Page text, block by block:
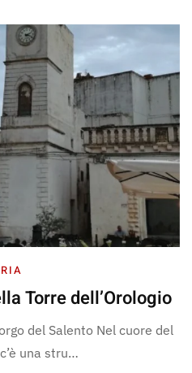
Torre dell’Orologio
del Salento Nel cuore del
una stru…